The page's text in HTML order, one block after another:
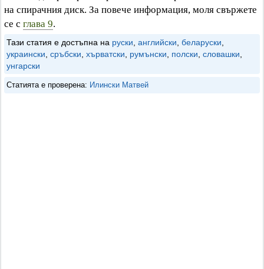
на спирачния диск. За повече информация, моля свържете
се с глава 9.
Тази статия е достъпна на руски английски беларуски
украински сръбски хърватски румънски полски словашки
унгарски
Статията е проверена: Илински Матвей